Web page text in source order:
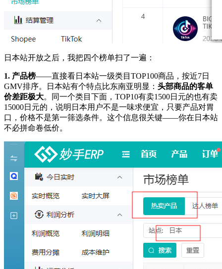
日本站开放之后，我把四个榜单扫了一遍：
1. 产品榜——直接看日本站一级类目TOP100商品，按近7日
GMV排序。日本站有个特点比东南亚明显： 头部商品的客单
价差距极大。同一个类目下面，TOP10有卖1500日元的也有卖
15000日元的，说明日本用户不是一味求便宜，只要产品对胃
口，价格不是第一筛选条件。这个信息很关键——你在日本站
不必拼命卷低价。